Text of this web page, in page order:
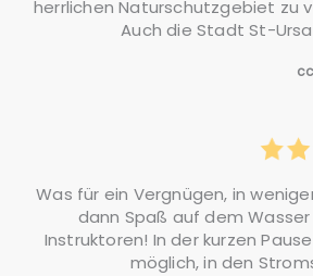
herrlichen Naturschutzgebiet zu
Auch die Stadt St-
Was für ein Vergnügen, in
dann Spaß auf dem
Instruktoren! In der kurzen
möglich, in den